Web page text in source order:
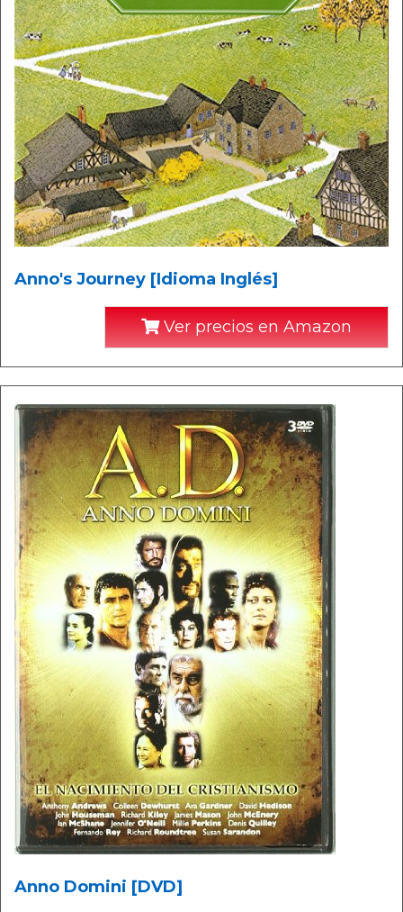
Anno's Journey [Idioma Inglés]
Ver precios en Amazon
Anno Domini [DVD]